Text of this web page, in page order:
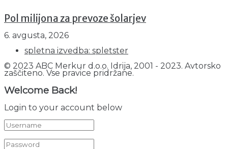
Pol milijona za prevoze šolarjev
6. avgusta, 2026
spletna izvedba: spletster
© 2023 ABC Merkur d.o.o. Idrija, 2001 - 2023. Avtorsko
zaščiteno. Vse pravice pridržane.
Welcome Back!
Login to your account below